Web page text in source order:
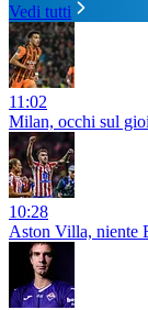
Vedi tutti
11:02
Milan, occhi sul
10:28
Aston Villa, niente